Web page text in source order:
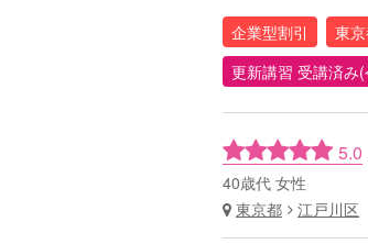
企業型割引 東
更新講習 受講済み
5.0
40歳代 女性
東京都
江戸川区